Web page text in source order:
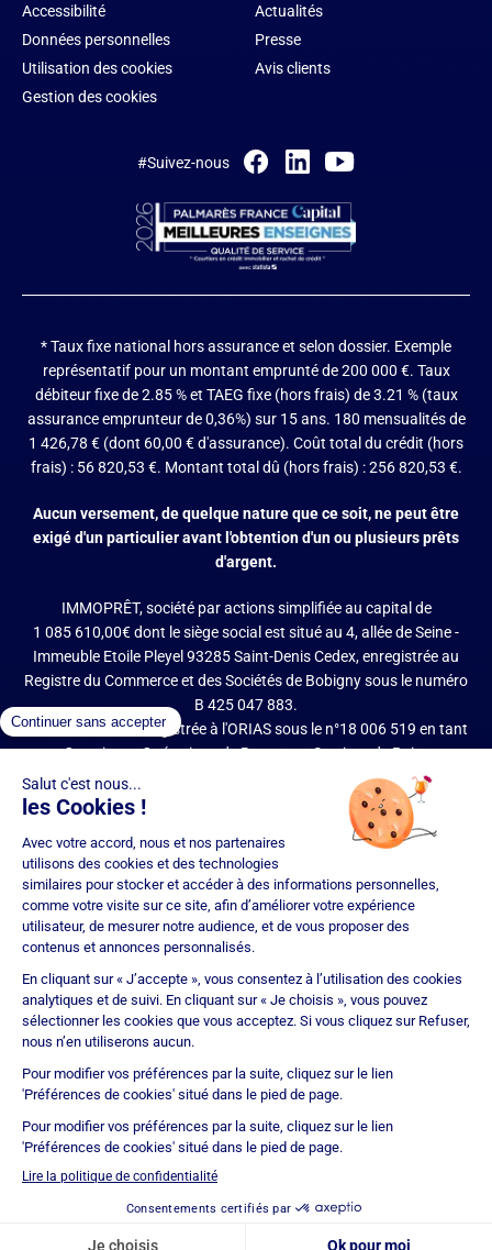
Accessibilité
Données personnelles
Utilisation des cookies
Gestion des cookies
Actualités
Presse
Avis clients
#Suivez-nous
* Taux fixe national hors assurance et selon dossier. Exemple
représentatif pour un montant emprunté de 200 000 €. Taux
débiteur fixe de 2.85 % et TAEG fixe (hors frais) de 3.21 % (taux
assurance emprunteur de 0,36%) sur 15 ans. 180 mensualités de
1 426,78 € (dont 60,00 € d'assurance). Coût total du crédit (hors
frais) : 56 820,53 €. Montant total dû (hors frais) : 256 820,53 €.
Aucun versement, de quelque nature que ce soit, ne peut être
exigé d'un particulier avant l'obtention d'un ou plusieurs prêts
d'argent.
IMMOPRÊT, société par actions simplifiée au capital de
1 085 610,00€ dont le siège social est situé au 4, allée de Seine -
Immeuble Etoile Pleyel 93285 Saint-Denis Cedex, enregistrée au
Registre du Commerce et des Sociétés de Bobigny sous le numéro
B 425 047 883.
IMMOPRÊT est enregistrée à l'ORIAS sous le n°18 006 519 en tant
que Courtier en Opérations de Banque et Services de Paiement
(COBSP), Mandataire d'intermédiaire en opérations de banque et
services de paiement (MIOBSP) de la société Partners Finances
(RCS Nancy n°404 681 496, Mandataire Non Exclusif, ORIAS n°07
036 794) pour le Regroupement de crédits et Courtier d'assurance
ou de réassurance (COA).
Société soumise au contrôle de l'Autorité de Contrôle Prudentiel et
de Résolution (ACPR – site : https://acpr.banque-france.fr/), 4
Place de Budapest – CS 92459 – 75436 Paris Cedex 09. Réseau
d'agences franchisées juridiquement et financièrement
indépendantes. IMMOPRÊT bénéficie d'une assurance
responsabilité civile professionnelle auprès de CNA Insurance
Company (police n° BFL10471901).
Immoprêt est noté 4,9/5 selon 15356 avis clients
Certification
ISO 9001